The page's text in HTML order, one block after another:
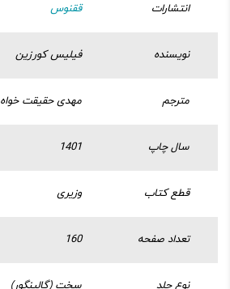
انتشارات ققنوس
نویسنده فیلیس کورزین
مترجم مهدی حقیقت خواه
سال چاپ 1401
قطع کتاب وزیری
تعداد صفحه 160
نوع جلد سخت (گالینگور)